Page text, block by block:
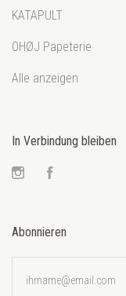
KATAPULT
OHØJ Papeterie
Alle anzeigen
In Verbindung bleiben
Instagram
Abonnieren